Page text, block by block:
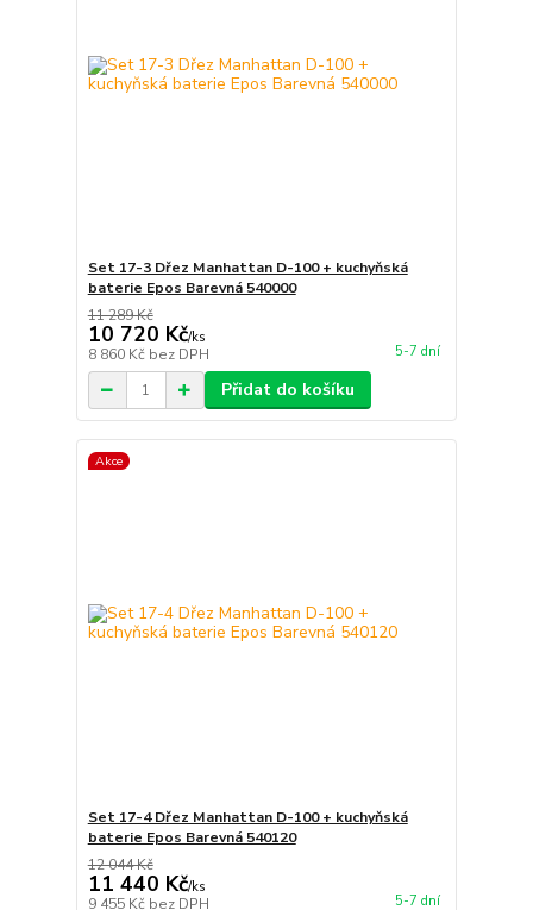
Set 17-3 Dřez Manhattan D-100 + kuchyňská
baterie Epos Barevná 540000
11 289 Kč
10 720 Kč/ks
8 860 Kč bez DPH 5-7 dní
Přidat do košíku
Akce
Set 17-4 Dřez Manhattan D-100 + kuchyňská
baterie Epos Barevná 540120
12 044 Kč
11 440 Kč/ks
9 455 Kč bez DPH 5-7 dní